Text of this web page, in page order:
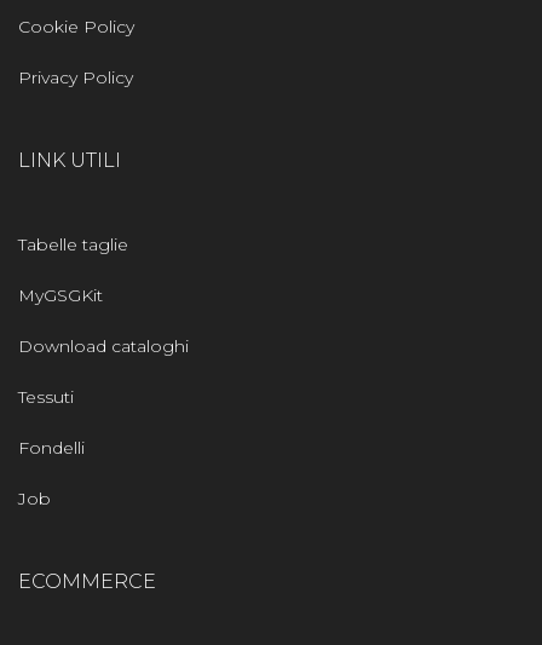
Cookie Policy
Privacy Policy
LINK UTILI
Tabelle taglie
MyGSGKit
Download cataloghi
Tessuti
Fondelli
Job
ECOMMERCE